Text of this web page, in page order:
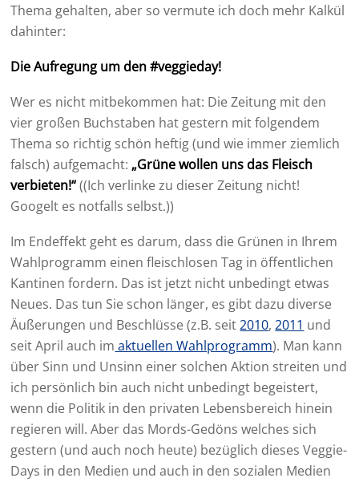
Thema gehalten, aber so vermute ich doch mehr Kalkül
dahinter:
Die Aufregung um den #veggieday!
Wer es nicht mitbekommen hat: Die Zeitung mit den
vier großen Buchstaben hat gestern mit folgendem
Thema so richtig schön heftig (und wie immer ziemlich
falsch) aufgemacht: „Grüne wollen uns das Fleisch
verbieten!“((Ich verlinke zu dieser Zeitung nicht!
Googelt es notfalls selbst.))
Im Endeffekt geht es darum, dass die Grünen in Ihrem
Wahlprogramm einen fleischlosen Tag in öffentlichen
Kantinen fordern. Das ist jetzt nicht unbedingt etwas
Neues. Das tun Sie schon länger, es gibt dazu diverse
Äußerungen und Beschlüsse (z.B. seit2010,2011 und
seit April auch im aktuellen Wahlprogramm). Man kann
über Sinn und Unsinn einer solchen Aktion streiten und
ich persönlich bin auch nicht unbedingt begeistert,
wenn die Politik in den privaten Lebensbereich hinein
regieren will. Aber das Mords-Gedöns welches sich
gestern (und auch noch heute) bezüglich dieses Veggie-
Days in den Medien und auch in den sozialen Medien